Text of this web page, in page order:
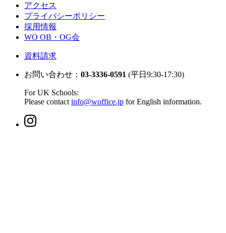
アクセス
プライバシーポリシー
採用情報
WO OB・OG会
資料請求
お問い合わせ： 03-3336-0591 (平日9:30-17:30)
For UK Schools:
Please contact info@woffice.jp for English information.